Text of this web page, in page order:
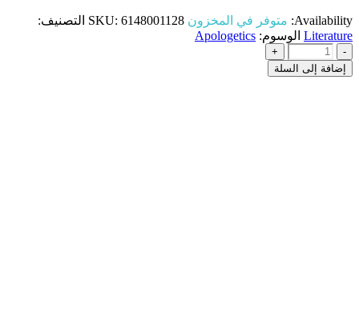
Availability: متوفر في المخزون SKU: 6148001128
التصنيف:
Literature الوسوم: Apologetics
-
+
إضافة إلى السلة